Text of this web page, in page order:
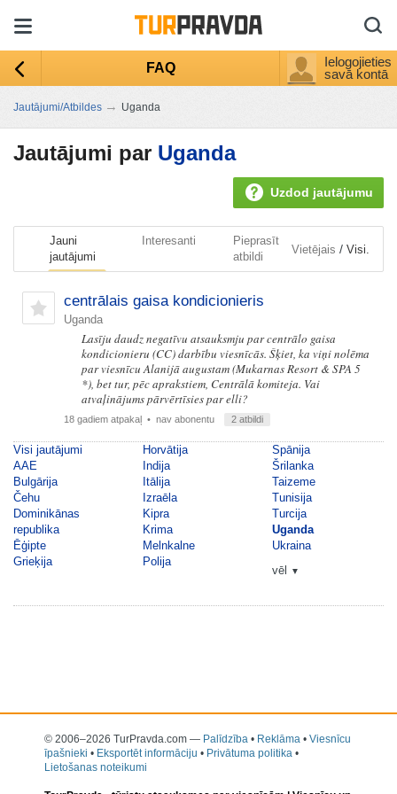
FAQ
Ielogojieties
savā kontā
Jautājumi/Atbildes → Uganda
Jautājumi par Uganda
Uzdod jautājumu
Jauni
jautājumi
Interesanti
Pieprasīt
atbildi
Vietējais / Visi.
centrālais gaisa kondicionieris
Uganda
Lasīju daudz negatīvu atsauksmju par centrālo gaisa
kondicionieru (CC) darbību viesnīcās. Šķiet, ka viņi nolēma
par viesnīcu Alanijā augustam (Mukarnas Resort & SPA 5
*), bet tur, pēc aprakstiem, Centrālā komiteja. Vai
atvaļinājums pārvērtīsies par elli?
18 gadiem atpakaļ • nav abonentu 2 atbildi
Visi jautājumi
AAE
Bulgārija
Čehu
Dominikānas
republika
Ēģipte
Grieķija
Horvātija
Indija
Itālija
Izraēla
Kipra
Krima
Melnkalne
Polija
Spānija
Šrilanka
Taizeme
Tunisija
Turcija
Uganda
Ukraina
vēl
▼
© 2006–2026 TurPravda.com — Palīdzība • Reklāma • Viesnīcu
īpašnieki • Eksportēt informāciju • Privātuma politika •
Lietošanas noteikumi